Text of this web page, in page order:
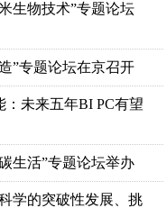
生物技术”专题论坛
”专题论坛在京召开
未来五年BI PC有望
生活”专题论坛举办
学的突破性发展、挑